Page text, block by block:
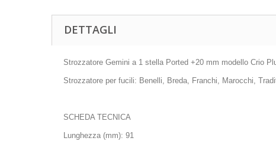
DETTAGLI
Strozzatore Gemini a 1 stella Ported +20 mm modello Crio
Strozzatore per fucili: Benelli, Breda, Franchi, Marocchi,
SCHEDA TECNICA
Lunghezza (mm): 91